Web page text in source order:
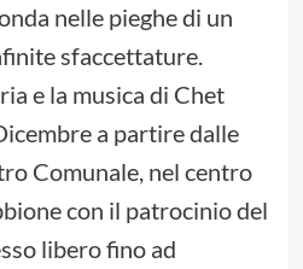
nelle pieghe di un
sfaccettature.
e la musica di Chet
a partire dalle
Comunale, nel centro
con il patrocinio del
libero fino ad